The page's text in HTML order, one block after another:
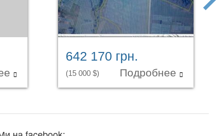
642 170 грн.
(15 000 $) Подробнее
next